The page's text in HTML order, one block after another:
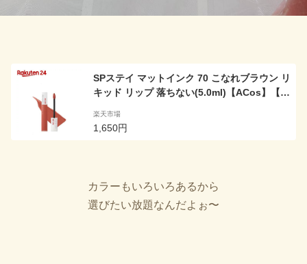
SPステイ マットインク 70 こなれブラウン リ
キッド リップ 落ちない(5.0ml)【ACos】【メ
楽天市場
1,650円
カラーもいろいろあるから
選びたい放題なんだよぉ〜